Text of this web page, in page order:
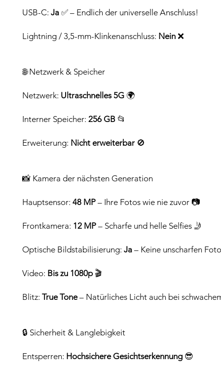
USB-C: Ja ✅ – Endlich der universelle Anschluss!
Lightning / 3,5-mm-Klinkenanschluss: Nein ❌
🌐 Netzwerk & Speicher
Netzwerk: Ultraschnelles 5G 🌍
Interner Speicher: 256 GB 📂
Erweiterung: Nicht erweiterbar 🚫
📸 Kamera der nächsten Generation
Hauptsensor: 48 MP – Ihre Fotos wie nie zuvor 📷
Frontkamera: 12 MP – Scharfe und helle Selfies 🤳
Optische Bildstabilisierung: Ja – Keine unscharfen
Video: Bis zu 1080p🎬
Blitz: True Tone– Natürliches Licht auch bei
🔒 Sicherheit & Langlebigkeit
Entsperren: Hochsichere Gesichtserkennung 😎